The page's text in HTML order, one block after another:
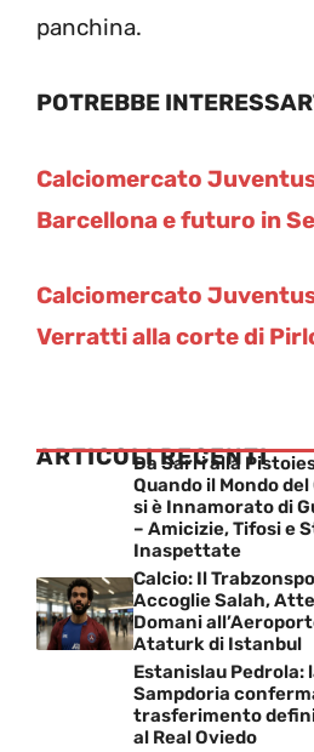
panchina.
POTREBBE
Calciomercato
Barcellona e futuro in
Calciomercato
Verratti alla corte di
ARTICOLI RECENTI
Da Sarri alla
Quando il Mondo del
si è Innamorato di
– Amicizie, Tifosi e
Inaspettate
Calcio: Il
Accoglie Salah,
Domani
Ataturk di Istanbul
Estanislau Pedrola:
Sampdoria
trasferimento
al Real Oviedo